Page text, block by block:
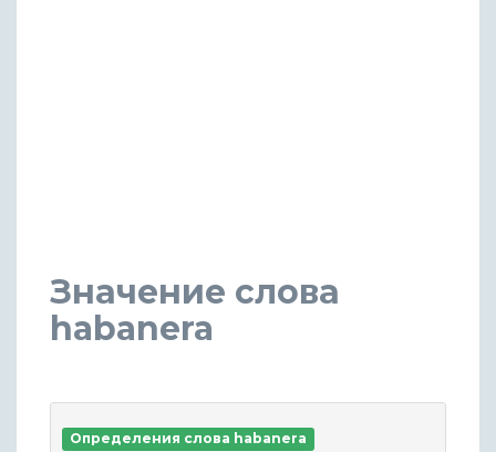
Значение слова
habanera
Определения слова habanera